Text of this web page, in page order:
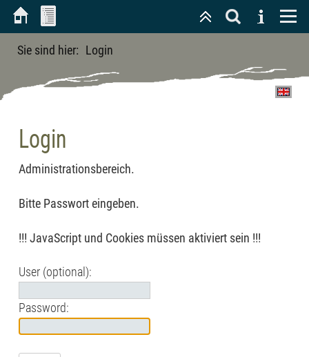
Sie sind hier: Login
Login
Administrationsbereich.
Bitte Passwort eingeben.
!!! JavaScript und Cookies müssen aktiviert sein !!!
User (optional):
Password: